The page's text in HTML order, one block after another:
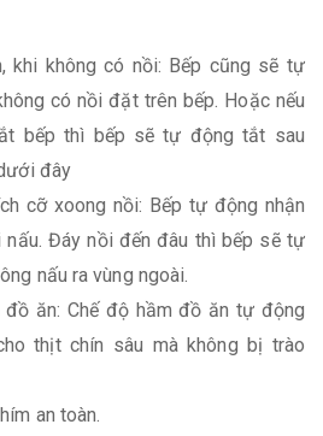
khi không có nồi: Bếp cũng sẽ tự
có nồi đặt trên bếp. Hoặc nếu
bếp thì bếp sẽ tự động tắt sau
đây
cỡ xoong nồi: Bếp tự động nhận
Đáy nồi đến đâu thì bếp sẽ tự
nấu ra vùng ngoài.
đồ ăn: Chế độ hầm đồ ăn tự động
thịt chín sâu mà không bị trào
an toàn.